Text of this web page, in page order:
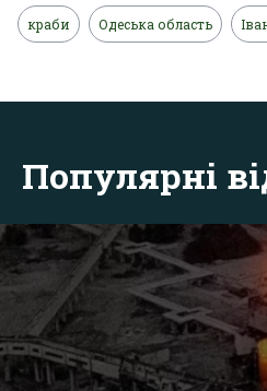
краби Одеська область
Популярні